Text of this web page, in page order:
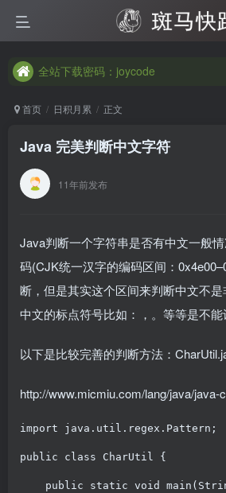
全站下载密码：joycode
全站下载密码：joycode
全站下载密码：joycode
首页 日积月累 正文
Java 完美判断中文字符
11年前发布
Java判断一个字符串是否有中文一般
码(CJK统一汉字的编码区间：
断，但是其实这个区间来判断中文不
中文的标点符号比如：，。等等是不能
以下是比较完善的判断方法：
http://www.micmiu.com/lang/java/java-
import java.util.regex.Pattern;
public class CharUtil {
public static void